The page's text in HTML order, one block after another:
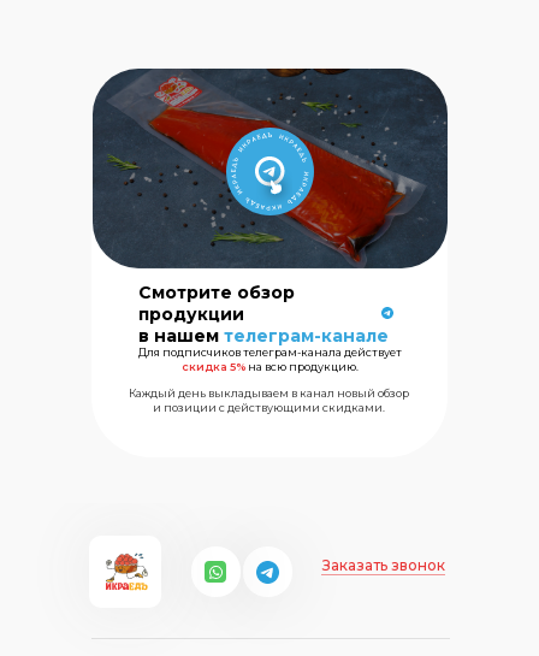
Для подписчиков телеграм-канала действует
скидка 5% на всю продукцию.
Каждый день выкладываем в канал новый обзор
и позиции с действующими скидками.
Смотрите обзор
продукции
в нашем телеграм-канале
Сеть магазинов
морских
деликатесов
Заказать звонок